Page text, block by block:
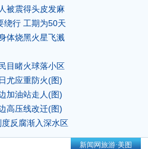
被震得头皮发麻
绕行 工期为50天
体烧黑火星飞溅
目睹火球落小区
尤应重防火(图)
加油站走人(图)
高压线改迁(图)
度反腐渐入深水区